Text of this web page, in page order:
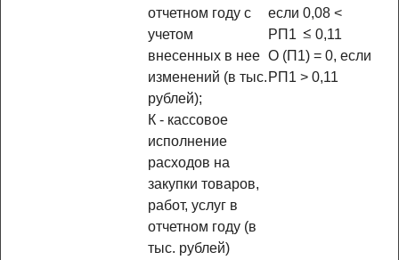
если 0,08 <
РП1
0,11
О (П1) = 0, если
РП1 > 0,11
отчетном году с
учетом
внесенных в нее
изменений (в тыс.
рублей);
К - кассовое
исполнение
расходов на
закупки товаров,
работ, услуг в
отчетном году (в
тыс. рублей)